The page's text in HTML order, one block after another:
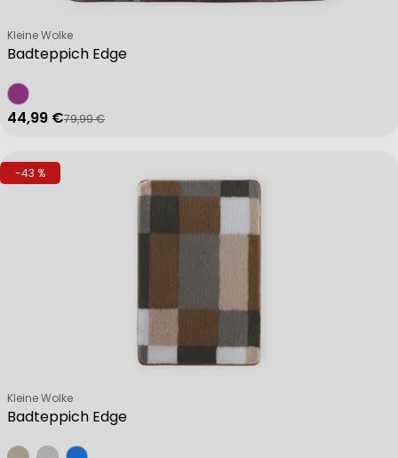
Badteppich Edge
Verkäufer:
Kleine Wolke
Verkaufspreis
44,99 €
Regulärer Preis
79,99 €
-43 %
Badteppich Edge
Verkäufer:
Kleine Wolke